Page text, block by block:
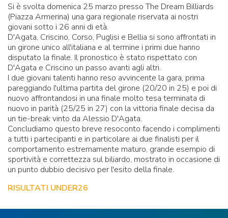
Si è svolta domenica 25 marzo presso The Dream Billiards
(Piazza Armerina) una gara regionale riservata ai nostri
giovani sotto i 26 anni di età.
D'Agata, Criscino, Corso, Puglisi e Bellia si sono affrontati in
un girone unico all'italiana e al termine i primi due hanno
disputato la finale. Il pronostico è stato rispettato con
D'Agata e Criscino un passo avanti agli altri.
I due giovani talenti hanno reso avvincente la gara, prima
pareggiando l'ultima partita del girone (20/20 in 25) e poi di
nuovo affrontandosi in una finale molto tesa terminata di
nuovo in parità (25/25 in 27) con la vittoria finale decisa da
un tie-break vinto da Alessio D'Agata.
Concludiamo questo breve resoconto facendo i complimenti
a tutti i partecipanti e in particolare ai due finalisti per il
comportamento estremamente maturo, grande esempio di
sportività e correttezza sul biliardo, mostrato in occasione di
un punto dubbio decisivo per l'esito della finale.
RISULTATI UNDER26